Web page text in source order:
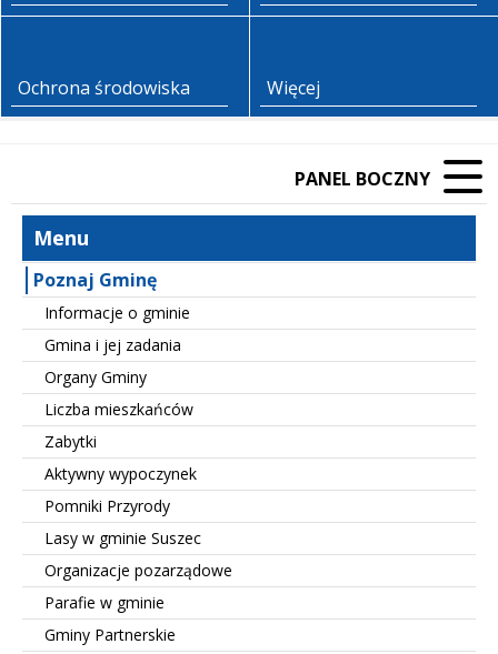
Ochrona środowiska Więcej
PANEL BOCZNY
Menu
Poznaj Gminę
Informacje o gminie
Gmina i jej zadania
Organy Gminy
Liczba mieszkańców
Zabytki
Aktywny wypoczynek
Pomniki Przyrody
Lasy w gminie Suszec
Organizacje pozarządowe
Parafie w gminie
Gminy Partnerskie